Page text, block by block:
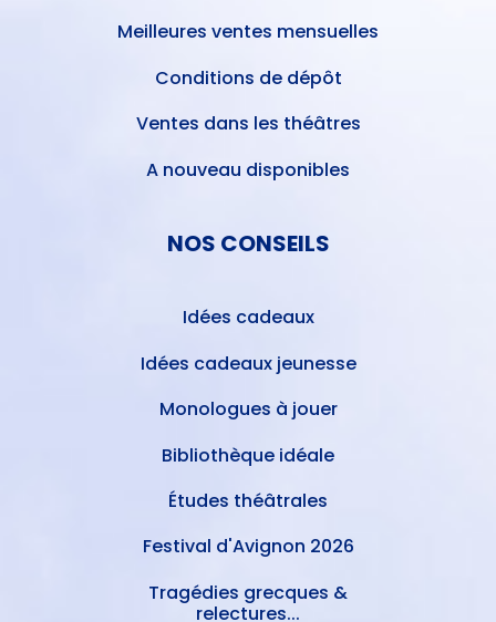
Meilleures ventes mensuelles
Conditions de dépôt
Ventes dans les théâtres
A nouveau disponibles
NOS CONSEILS
Idées cadeaux
Idées cadeaux jeunesse
Monologues à jouer
Bibliothèque idéale
Études théâtrales
Festival d'Avignon 2026
Tragédies grecques &
relectures...